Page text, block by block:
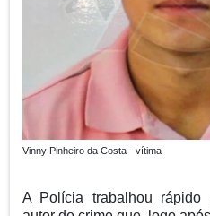
Vinny Pinheiro da Costa - vítima
A Polícia trabalhou